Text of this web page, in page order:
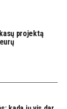
projektą